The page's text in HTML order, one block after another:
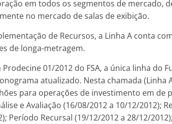
em todos os segmentos de mercado,
no mercado de salas de exibição.
de Recursos, a Linha A conta
de longa-metragem.
Prodecine 01/2012 do FSA, a única linha do
atualizado. Nesta chamada (Linha
para operações de investimento em de
e Avaliação (16/08/2012 a 10/12/2012);
Período Recursal (19/12/2012 a 28/12/